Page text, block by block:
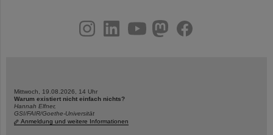
youtubehelmholtz.socialfacebook
Mittwoch, 19.08.2026, 14 Uhr
Warum existiert nicht einfach nichts?
Hannah Elfner,
GSI/FAIR/Goethe-Universität
Anmeldung und weitere Informationen